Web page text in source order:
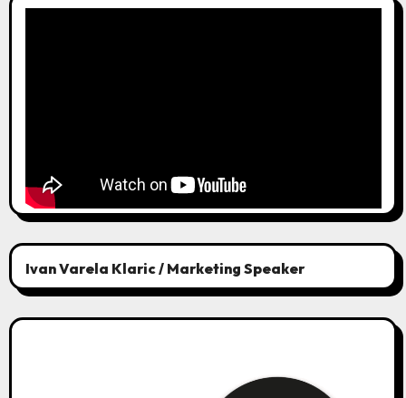
Ivan Varela Klaric / Marketing Speaker